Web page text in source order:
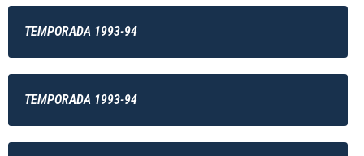
TEMPORADA 1993-94
TEMPORADA 1993-94